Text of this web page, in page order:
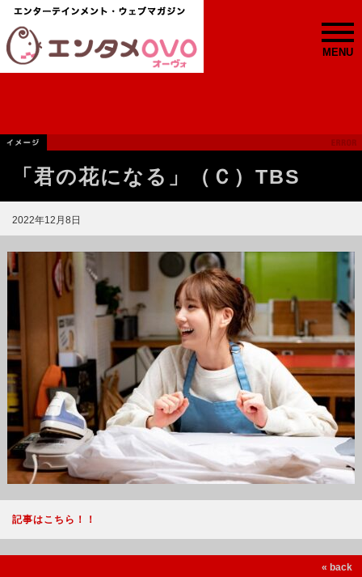
MENU
「君の花になる」（Ｃ）TBS
2022年12月8日
記事はこちら！！
« back